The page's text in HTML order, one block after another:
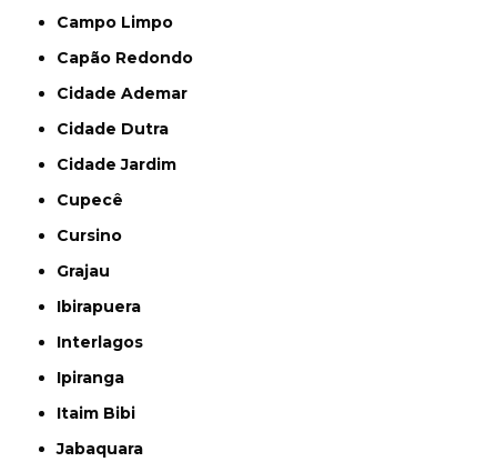
Campo Limpo
Capão Redondo
Cidade Ademar
Cidade Dutra
Cidade Jardim
Cupecê
Cursino
Grajau
Ibirapuera
Interlagos
Ipiranga
Itaim Bibi
Jabaquara